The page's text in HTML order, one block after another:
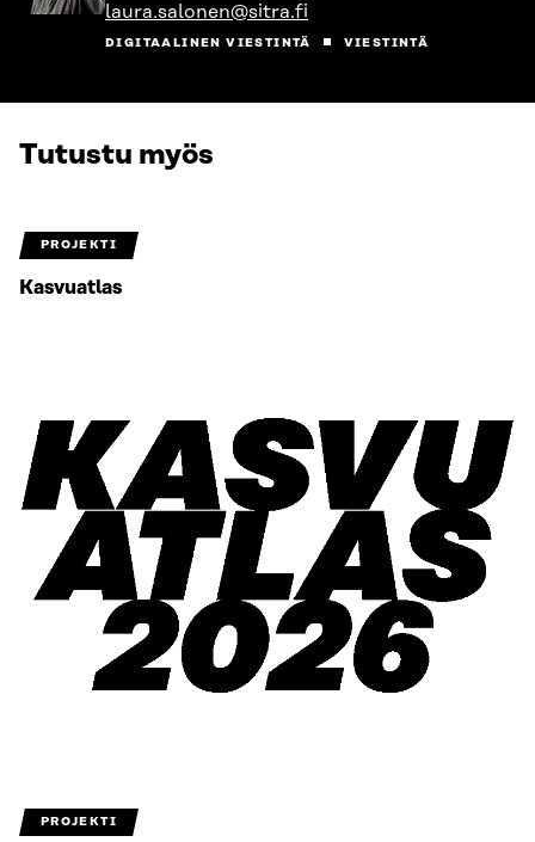
laura.salonen@sitra.fi
DIGITAALINEN VIESTINTÄ VIESTINTÄ
Tutustu myös
PROJEKTI
Kasvuatlas
PROJEKTI